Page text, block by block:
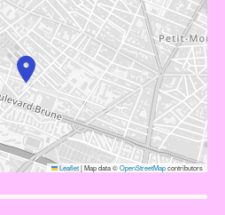
Leaflet|Map data ©OpenStreetMapcontributors